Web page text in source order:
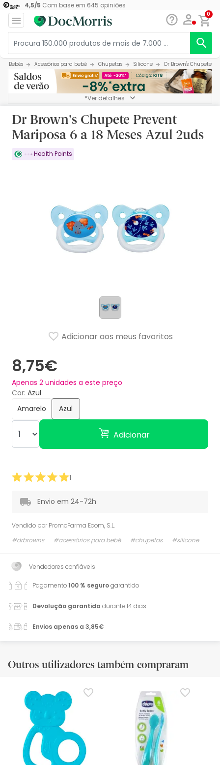
4,5/5 Com base em 645 opiniões
0
Bebés Acessórios para bebé Chupetas Silicone Dr Brown's Chupete
*Ver detalhes
Dr Brown's Chupete Prevent
Mariposa 6 a 18 Meses Azul 2uds
Health Points
8,75€
Apenas 2 unidades a este preço
Cor
Azul
Amarelo
Azul
Adicionar
Adicionar aos meus favoritos
1
Envio em 24-72h
Vendido por PromoFarma Ecom, S.L.
#drbrowns
#acessórios para bebé #chupetas #silicone
Vendedores confiáveis
Pagamento100 % segurogarantido
Devolução garantida durante 14 dias
Envios apenas a 3,85€
Outros utilizadores também compraram